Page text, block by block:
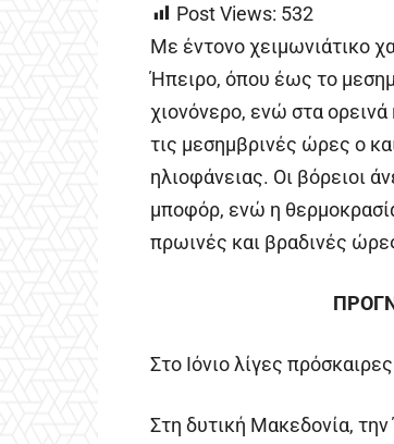
Post Views: 532
Με έντονο χειμωνιάτικο
Ήπειρο, όπου έως το
χιονόνερο, ενώ στα ορεινά
τις μεσημβρινές ώρες ο
ηλιοφάνειας. Οι βόρειοι
μποφόρ, ενώ η
πρωινές και βραδινές
Στο Ιόνιο λίγες
Στη δυτική Μακεδονία,